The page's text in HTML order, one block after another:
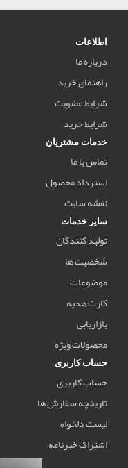
اطلاعات
درباره ما
راهنمای خرید
شرایط عضویت
شرایط خرید
خدمات مشتریان
تماس با ما
استرداد محصول
نقشه سایت
سایر خدمات
تولید کنندگان
شخصیت ها
موضوعات
کارت هدیه
بازاریابی
محصولات ویژه
حساب کاربری
حساب کاربری
تاریخچه سفارش ها
لیست دلخواه
اشتراک خبرنامه